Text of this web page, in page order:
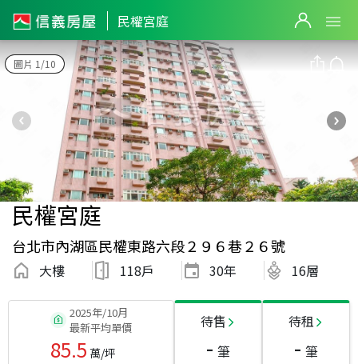
民權宮庭
圖片 1/10
民權宮庭
台北市內湖區民權東路六段２９６巷２６號
大樓 118戶 30年 16層
2025年/10月
最新平均單價
85.5 萬/坪
待售
- 筆
待租
- 筆